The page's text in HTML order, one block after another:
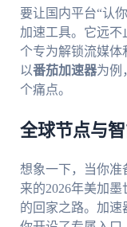
要让国内平台“认
加速工具。它远
个专为解锁流媒体
以番茄加速器为例
个痛点。
全球节点与
想象一下，当你准
来的2026年美加
的回家之路。加速